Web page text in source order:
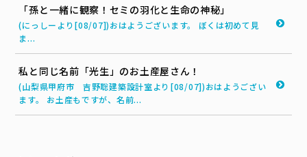
「孫と一緒に観察！セミの羽化と生命の神秘」
(にっしーより[08/07])おはようございます。 ぼくは初めて見
ま...
私と同じ名前「光生」のお土産屋さん！
(山梨県甲府市 吉野聡建築設計室より[08/07])おはようござい
ます。 お土産もですが、名前...